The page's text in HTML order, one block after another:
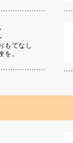
もてなし
。